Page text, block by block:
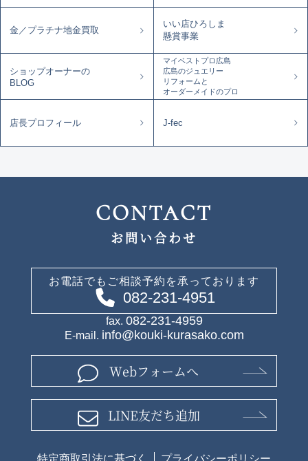
金／プラチナ地金買取
いい店ひろしま
懸賞事業
ショップオーナーの
BLOG
マイベストプロ広島
広島のジュエリー
リフォームと
オーダーメイドのプロ
店長プロフィール J-fec
CONTACT
お問い合わせ
お電話でもご相談予約を承っております
082-231-4951
fax. 082-231-4959
E-mail. info@kouki-kurasako.com
Webフォームへ
LINE友だち追加
特定商取引法に基づく
プライバシーポリシー